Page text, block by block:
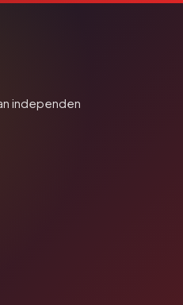
independen